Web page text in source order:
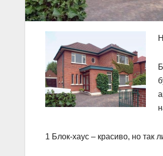
1 Блок-хаус – красиво, но так